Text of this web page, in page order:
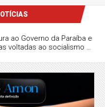
ao Governo da Paraíba e
voltadas ao socialismo e